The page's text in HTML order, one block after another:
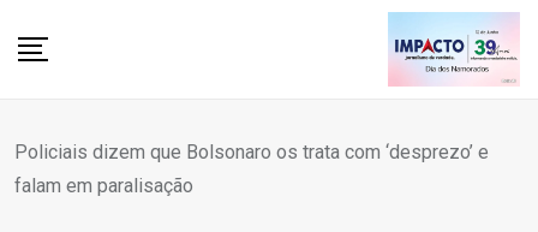
Policiais dizem que Bolsonaro os trata com ‘desprezo’ e
falam em paralisação